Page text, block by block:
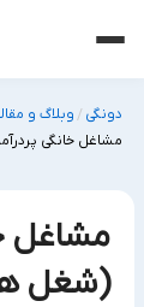
دونگی /وبلاگ و
مشاغل خانگی
مشاغل
(شغل